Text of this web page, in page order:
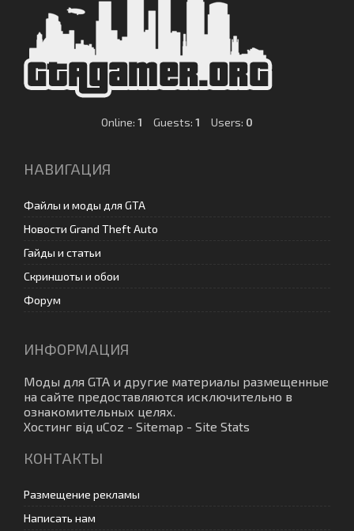
Online: 1 Guests: 1 Users: 0
НАВИГАЦИЯ
Файлы и моды для GTA
Новости Grand Theft Auto
Гайды и статьи
Скриншоты и обои
Форум
ИНФОРМАЦИЯ
Моды для GTA и другие материалы размещенные
на сайте предоставляются исключительно в
ознакомительных целях.
Хостинг від uCoz - Sitemap - Site Stats
КОНТАКТЫ
Размещение рекламы
Написать нам